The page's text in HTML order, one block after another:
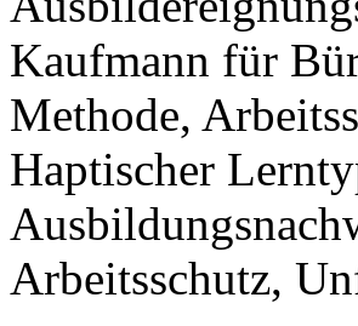
Kaufmann für
Methode,
Haptischer
Arbeitsschutz,